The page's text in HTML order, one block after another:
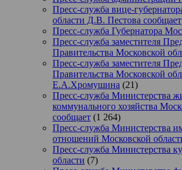
Пресс-служба вице-
области Д.В. Пестова сообщает
Пресс-служба Губернатора
Пресс-служба заместителя
Правительства Московской
Пресс-служба заместителя
Правительства Московской
Е.А.Хромушина (21)
Пресс-служба Министерства
коммунального хозяйства
сообщает (1 264)
Пресс-служба Министерства
отношений Московской
Пресс-служба Министерства
области (7)